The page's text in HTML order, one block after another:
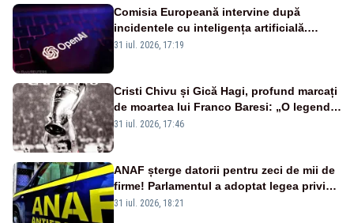
Comisia Europeană intervine după
incidentele cu inteligența artificială.
OpenAI și Anthropic, vizate
31 iul. 2026, 17:19
Cristi Chivu și Gică Hagi, profund marcați
de moartea lui Franco Baresi: „O legendă
a fotbalului mondial”
31 iul. 2026, 17:46
ANAF șterge datorii pentru zeci de mii de
firme! Parlamentul a adoptat legea privind
amnistia fiscală
31 iul. 2026, 18:21